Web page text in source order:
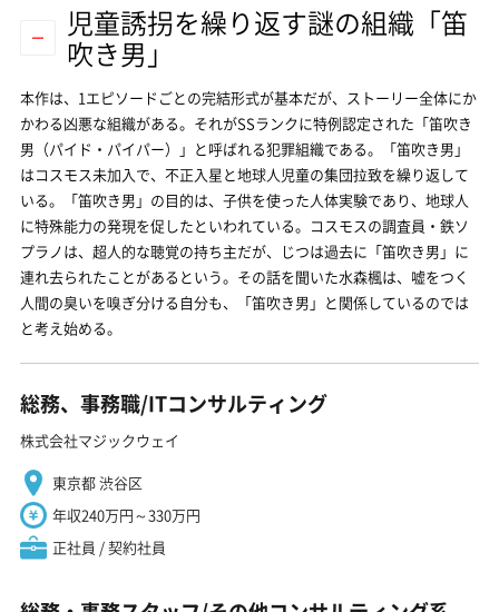
児童誘拐を繰り返す謎の組織「笛
吹き男」
本作は、1エピソードごとの完結形式が基本だが、ストーリー全体にか
かわる凶悪な組織がある。それがSSランクに特例認定された「笛吹き
男（パイド・パイパー）」と呼ばれる犯罪組織である。「笛吹き男」
はコスモス未加入で、不正入星と地球人児童の集団拉致を繰り返して
いる。「笛吹き男」の目的は、子供を使った人体実験であり、地球人
に特殊能力の発現を促したといわれている。コスモスの調査員・鉄ソ
プラノは、超人的な聴覚の持ち主だが、じつは過去に「笛吹き男」に
連れ去られたことがあるという。その話を聞いた水森楓は、嘘をつく
人間の臭いを嗅ぎ分ける自分も、「笛吹き男」と関係しているのでは
と考え始める。
総務、事務職/ITコンサルティング
株式会社マジックウェイ
東京都 渋谷区
年収240万円～330万円
正社員 / 契約社員